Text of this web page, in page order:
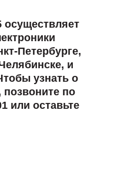
осуществляет
Петербурге,
и
узнать о
по
или оставьте